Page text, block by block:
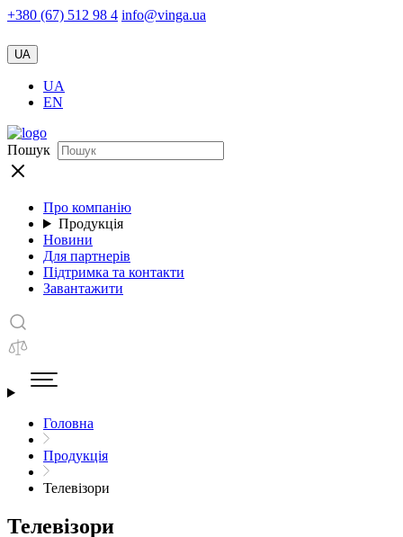
+380 (67) 512 98 4 info@vinga.ua
UA
UA
EN
Пошук
Про компанію
Продукція
Новини
Для партнерів
Підтримка та контакти
Завантажити
Головна
Продукція
Телевізори
Телевізори